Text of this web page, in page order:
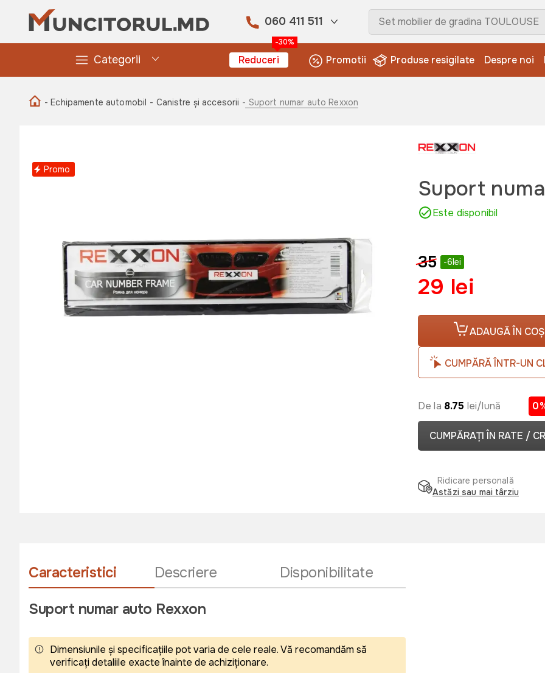
060 411 511
Categorii
-30%
Reduceri Promotii Produse resigilate Despre noi
- Echipamente automobil - Canistre și accesorii - Suport numar auto Rexxon
Promo
Suport
Este disponibil
35 -6lei
29 lei
ADAUGĂ ÎN COȘ
CUMPĂRĂ ÎNTR-UN
De la 8.75 lei/lună
CUMPĂRAȚI ÎN RATE /
Ridicare personală
Astăzi sau mai târziu
Caracteristici Descriere
Disponibilitate
Suport numar auto Rexxon
Dimensiunile și specificațiile pot varia de cele reale. Vă recomandăm să
verificați detaliile exacte înainte de achiziționare.